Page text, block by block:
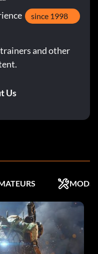
since 1998
and other
Us
MODS